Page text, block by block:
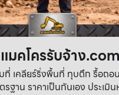
มคโครรับจ้าง.com
ที่ เคลียร์ริ่งพื้นที่ ทุบตึก รื้อถอ
ฐาน ราคาเป็นกันเอง ประเมิ